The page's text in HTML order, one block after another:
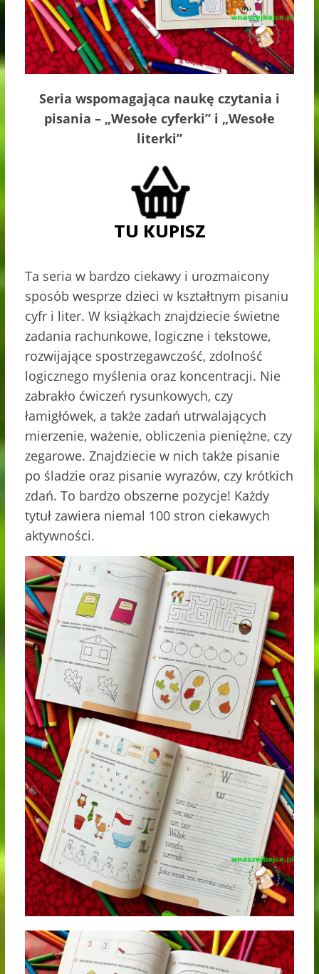
Seria wspomagająca naukę czytania i
pisania – „Wesołe cyferki” i „Wesołe
literki”
Ta seria w bardzo ciekawy i urozmaicony
sposób wesprze dzieci w kształtnym pisaniu
cyfr i liter. W książkach znajdziecie świetne
zadania rachunkowe, logiczne i tekstowe,
rozwijające spostrzegawczość, zdolność
logicznego myślenia oraz koncentracji. Nie
zabrakło ćwiczeń rysunkowych, czy
łamigłówek, a także zadań utrwalających
mierzenie, ważenie, obliczenia pieniężne, czy
zegarowe. Znajdziecie w nich także pisanie
po śladzie oraz pisanie wyrazów, czy krótkich
zdań. To bardzo obszerne pozycje! Każdy
tytuł zawiera niemal 100 stron ciekawych
aktywności.